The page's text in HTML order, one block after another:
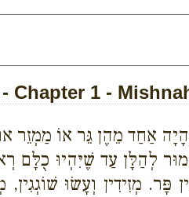
Chapter 1 -
אַחַד מֵהֶן גֵּר אוֹ מַמְזֵר
לְהַלָּן עַד שֶׁיִּהְיוּ כֻלָּם
מְזִידִין וְעָשׂוּ